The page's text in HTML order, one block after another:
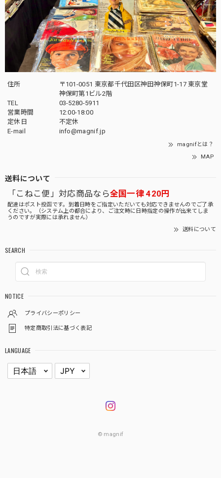
住所
〒101-0051 東京都千代田区神田神保町1-17 東京堂
神保町第1ビル2階
TEL
03-5280-5911
営業時間
12:00-18:00
定休日
不定休
E-mail
info@magnif.jp
magnifとは？
MAP
送料について
「こねこ便」対応商品なら全国一律 420円
配達はポスト投函です。到着日時をご指定いただいても対応できませんのでご了承
ください。（システム上の都合により、ご注文時に日時指定の操作が出来てしま
うのですが実際には承れません）
送料について
SEARCH
NOTICE
プライバシーポリシー
特定商取引法に基づく表記
LANGUAGE
© magnif